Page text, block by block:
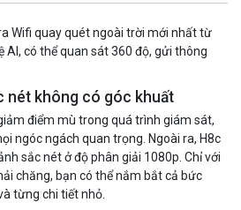
Wifi quay quét ngoài trời mới nhất từ
AI, có thể quan sát 360 độ, gửi thông
nét không có góc khuất
điểm mù trong quá trình giám sát,
ngóc ngách quan trọng. Ngoài ra, H8c
sắc nét ở độ phân giải 1080p. Chỉ với
chăng, bạn có thể nắm bắt cả bức
từng chi tiết nhỏ.
MUA NGAY